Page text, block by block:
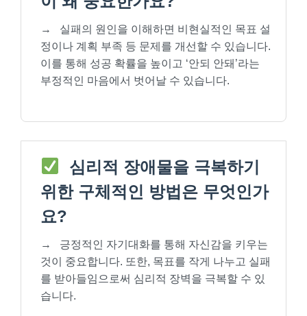
→
실패의 원인을 이해하면 비현실적인 목표 설
정이나 계획 부족 등 문제를 개선할 수 있습니다.
이를 통해 성공 확률을 높이고 ‘안되 안돼’라는
부정적인 마음에서 벗어날 수 있습니다.
심리적 장애물을 극복하기
위한 구체적인 방법은 무엇인가
요?
→
긍정적인 자기대화를 통해 자신감을 키우는
것이 중요합니다. 또한, 목표를 작게 나누고 실패
를 받아들임으로써 심리적 장벽을 극복할 수 있
습니다.